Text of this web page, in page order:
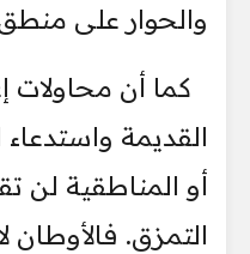
والحوار على
كما أن محاولات
القديمة واستدعاء
أو المناطقية لن
التمزق. فالأوطان